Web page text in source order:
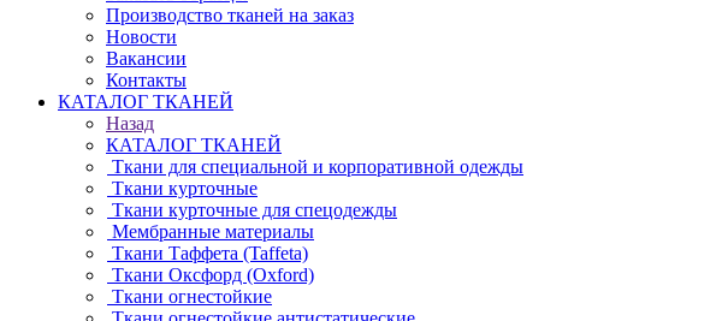
Производство тканей на заказ
Новости
Вакансии
Контакты
КАТАЛОГ ТКАНЕЙ
Назад
КАТАЛОГ ТКАНЕЙ
Ткани для специальной и корпоративной одежды
Ткани курточные
Ткани курточные для спецодежды
Мембранные материалы
Ткани Таффета (Taffeta)
Ткани Оксфорд (Oxford)
Ткани огнестойкие